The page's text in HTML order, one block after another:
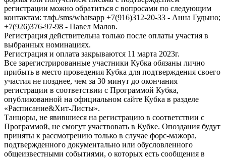
регистрации можно обратиться с вопросами по следующим
контактам: тлф./sms/whatsapp +7(916)312-20-33 - Анна Гудыно;
+7(926)376-97-98 - Павел Малов.
Регистрация действительна только после оплаты участия в
выбранных номинациях.
Регистрация и оплата закрываются 11 марта 2023г.
Все зарегистрированные участники Кубка обязаны лично
прибыть в место проведения Кубка для подтверждения своего
участия не позднее, чем за 30 минут до окончания
регистрации в соответствии с Программой Кубка,
опубликованной на официальном сайте Кубка в разделе
«Расписание&Хит-Листы».
Танцоры, не явившиеся на регистрацию в соответствии с
Программой, не смогут участвовать в Кубке. Опоздания будут
приняты к рассмотрению только в случае форс-мажора,
подтвержденного документально или обусловленного
общеизвестными событиями, о которых есть сообщения в